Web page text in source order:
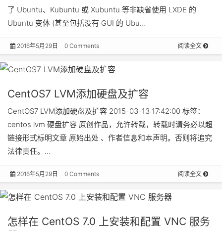
了 Ubuntu、Kubuntu 或 Xubuntu 等非缺省使用 LXDE 的
Ubuntu 变体 (甚至包括没有 GUI 的 Ubu…
2016年5月29日 0 Comments 阅读全文
CentOS7 LVM添加硬盘及扩容
CentOS7 LVM添加硬盘及扩容 2015-03-13 17:42:00 标签：
centos lvm 硬盘扩容 原创作品，允许转载，转载时请务必以超
链接形式标明文章 原始出处 、作者信息和本声明。否则将追究
法律责任。…
2016年5月29日 0 Comments 阅读全文
怎样在 CentOS 7.0 上安装和配置 VNC 服务